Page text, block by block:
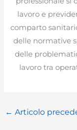
lavoro e
comparto
delle normative
delle
lavoro tra
← Articolo